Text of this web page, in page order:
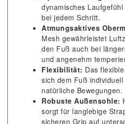
dynamisches
bei jedem Schritt.
Atmungsaktives
Mesh gewährleistet
den Fuß auch bei
und angenehm
Flexibilität: Das
sich dem Fuß
natürliche Bewegungen.
Robuste Außensohle:
sorgt für langlebige
sicheren Grip auf